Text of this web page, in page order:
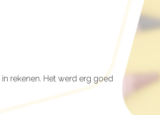
rekenen. Het werd erg goed